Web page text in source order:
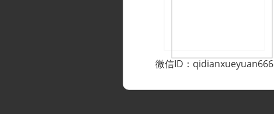
微信ID：qidianxueyuan666